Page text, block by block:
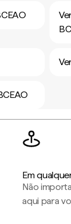
Em
Não
aqui para